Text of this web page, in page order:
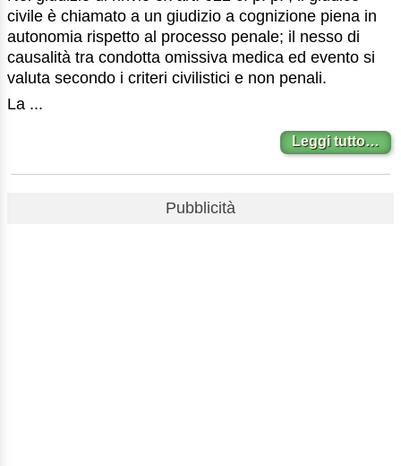
civile è chiamato a un giudizio a cognizione piena in
autonomia rispetto al processo penale; il nesso di
causalità tra condotta omissiva medica ed evento si
valuta secondo i criteri civilistici e non penali.
La ...
Leggi tutto…
Pubblicità